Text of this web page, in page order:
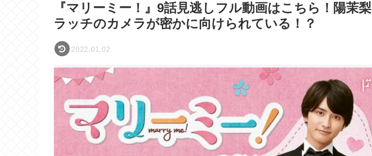
『マリーミー！』9話見逃しフル動画はこちら！陽茉
ラッチのカメラが密かに向けられている！？
2022.01.02